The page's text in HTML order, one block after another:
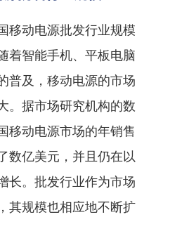
移动电源批发行业规模
着智能手机、平板电脑
普及，移动电源的市场
。据市场研究机构的数
移动电源市场的年销售
数亿美元，并且仍在以
长。批发行业作为市场
其规模也相应地不断扩